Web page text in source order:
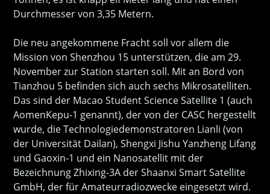
Durchmesser von 3,35 Metern.
Die neu angekommene Fracht soll vor allem die
Mission von Shenzhou 15 unterstützen, die am 29.
November zur Station starten soll. Mit an Bord von
Tianzhou 5 befinden sich auch sechs Mikrosatelliten.
Das sind der Macao Student Science Satellite 1 (auch
AomenKepu-1 genannt), der von der CASC hergestellt
wurde, die Technologiedemonstratoren Lianli (von
der Universität Dailan), Shengxi Jishu Yanzheng Lifang
und Gaoxin-1 und ein Nanosatellit mit der
Bezeichnung Zhixing-3A der Shaanxi Smart Satellite
GmbH, der für Amateurradiozwecke eingesetzt wird.